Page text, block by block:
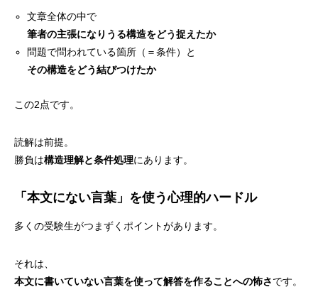
文章全体の中で
筆者の主張になりうる構造をどう捉えたか
問題で問われている箇所（＝条件）と
その構造をどう結びつけたか
この2点です。
読解は前提。
勝負は構造理解と条件処理にあります。
「本文にない言葉」を使う心理的ハードル
多くの受験生がつまずくポイントがあります。
それは、
本文に書いていない言葉を使って解答を作ることへの怖さです。